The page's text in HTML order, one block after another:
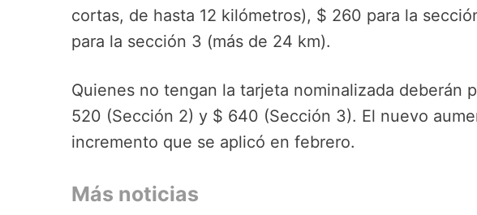
cortas, de hasta 12 kilómetros), $ 260 para la
para la sección 3 (más de 24 km).
Quienes no tengan la tarjeta nominalizada deberán
520 (Sección 2) y $ 640 (Sección 3). El nuevo
incremento que se aplicó en febrero.
Más noticias